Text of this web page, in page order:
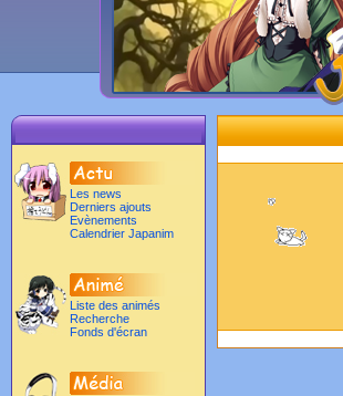
Les news
Derniers ajouts
Evènements
Calendrier Japanim
Liste des animés
Recherche
Fonds d'écran